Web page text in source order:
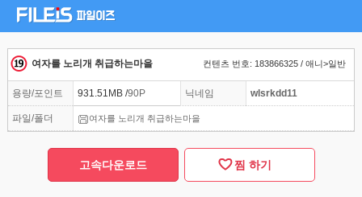
여자를 노리개 취급하는마을 컨텐츠 번호: 183866325 / 애니>일반
용량/포인트 931.51MB /90P 닉네임 wlsrkdd11
파일/폴더 여자를 노리개 취급하는마을
고속다운로드 찜 하기